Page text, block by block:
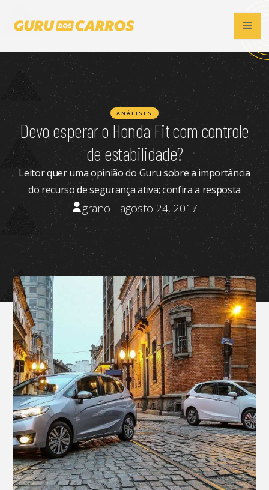
ANÁLISES
Devo esperar o Honda Fit com controle
de estabilidade?
Leitor quer uma opinião do Guru sobre a importância
do recurso de segurança ativa; confira a resposta
grano - agosto 24, 2017